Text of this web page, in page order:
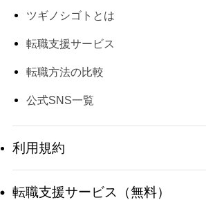
ツギノシゴトとは
転職支援サービス
転職方法の比較
公式SNS一覧
利用規約
転職支援サービス（無料）